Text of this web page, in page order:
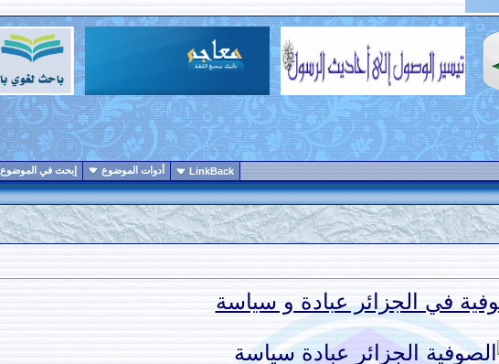
LinkBack أدوات الموضوع إبحث في الموضوع
في الجزائر عبادة و سياسة